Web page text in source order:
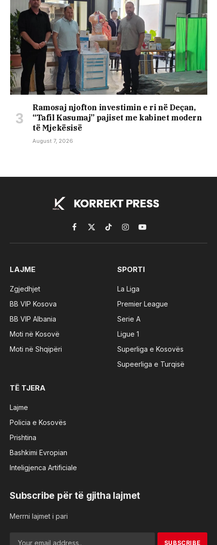
Ramosaj njofton investimin e ri në Deçan,
“Tafil Kasumaj” pajiset me kabinet modern
të Mjekësisë
August 7, 2026
Facebook
X
(Twitter)
TikTokInstagramYouTube
LAJME
Zgjedhjet
BB VIP Kosova
BB VIP Albania
Moti në Kosovë
Moti në Shqipëri
SPORTI
La Liga
Premier League
Serie A
Ligue 1
Superliga e Kosovës
Supeerliga e Turqisë
TË TJERA
Lajme
Policia e Kosovës
Prishtina
Bashkimi Evropian
Inteligjenca Artificiale
Subscribe për të gjitha lajmet
Merrni lajmet i pari